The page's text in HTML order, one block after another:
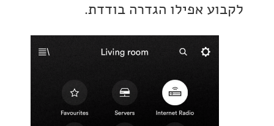
אפילו הגדרה בודדת.